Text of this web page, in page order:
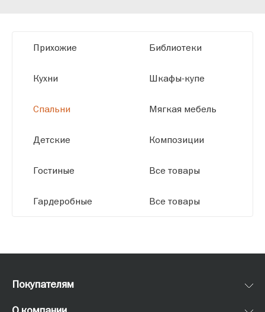
размерам.
Прихожие
Кухни
Спальни
Детские
Гостиные
Гардеробные
Библиотеки
Шкафы-купе
Мягкая мебель
Композиции
Все товары
Все товары
Покупателям